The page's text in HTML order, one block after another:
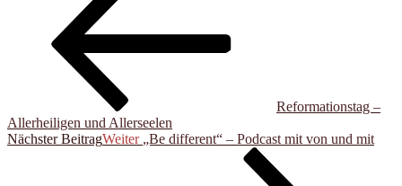
Reformationstag –
Allerheiligen und Allerseelen
Nächster BeitragWeiter „Be different“ – Podcast mit von und mit